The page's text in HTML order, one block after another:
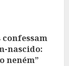
confessam
nascido:
neném”